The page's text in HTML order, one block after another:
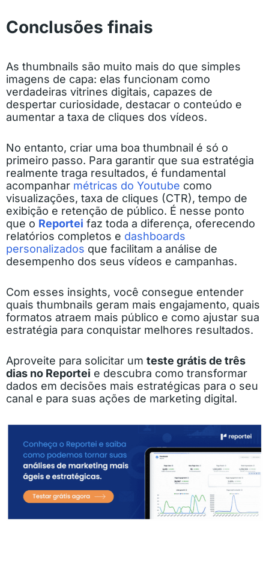
Conclusões finais
As thumbnails são muito mais do que simples
imagens de capa: elas funcionam como
verdadeiras vitrines digitais, capazes de
despertar curiosidade, destacar o conteúdo e
aumentar a taxa de cliques dos vídeos.
No entanto, criar uma boa thumbnail é só o
primeiro passo. Para garantir que sua estratégia
realmente traga resultados, é fundamental
acompanhar métricas do Youtube como
visualizações, taxa de cliques (CTR), tempo de
exibição e retenção de público. É nesse ponto
que o Reportei faz toda a diferença, oferecendo
relatórios completos e dashboards
personalizados que facilitam a análise de
desempenho dos seus vídeos e campanhas.
Com esses insights, você consegue entender
quais thumbnails geram mais engajamento, quais
formatos atraem mais público e como ajustar sua
estratégia para conquistar melhores resultados.
Aproveite para solicitar um teste grátis de três
dias no Reportei e descubra como transformar
dados em decisões mais estratégicas para o seu
canal e para suas ações de marketing digital.